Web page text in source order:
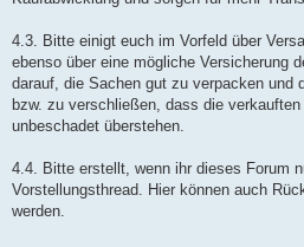
4.3. Bitte einigt euch im Vorfeld über
ebenso über eine mögliche Versicherung
darauf, die Sachen gut zu verpacken und
bzw. zu verschließen, dass die
unbeschadet überstehen.
4.4. Bitte erstellt, wenn ihr dieses Forum
Vorstellungsthread. Hier können auch
werden.